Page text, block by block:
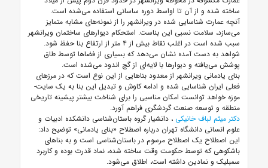
ساخته شده و از آن تا اواسط دوره ساسانی استفاده می‌شده است.
آنچه عمارت شناسایی شده در ویرانشهر را از نمونه‌های مشابه متمایز
می‌سازد، سلامت نسبی این بناست. استحکام دیوارهای ساختمان ویرانشهر
سبب شده است در اغلب نقاط بیش از ۴ متر از ارتفاع بنا حفظ شود.
شواهد به دست آمده نشان می‌دهد که بسیاری از فضاها توسط طاق
پوشش می‌یافته و دیوارها با لایه‌ای از گچ اندود می‌شده است.
بنای یادمانی ویرانشهر از معدود بناهایی از این نوع است که در مرزهای
فعلی ایران شناسایی شده و ادامه کاوش و تبدیل این بنا به یک سایت-
موزه خواهد توانست امکان مناسبی را برای شناخت بیشتر پیشینه تاریخی
منطقه و توسعه صنعت گردشگری فراهم آورد.
دکتر میثم لباف خانیکی ، دانشیار گروه باستان‌شناسی دانشکده ادبیات و
علوم انسانی دانشگاه تهران درباره اصطلاح «بنای یادمانی» توضیح داد:
این اصطلاح یک اصطلاح مرسوم در باستان‌شناسی است و به بناهای
باشکوهی که توسط حکومت وقت ساخته شده، نماد قدرت بوده و کاربرد
سمبلیک و نمادین داشته است، اطلاق می‌شود.